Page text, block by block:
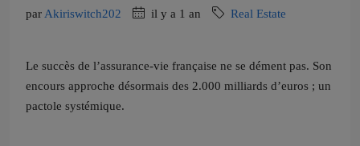
par Akiriswitch202 il y a 1 an Real Estate
Le succès de l’assurance-vie française ne se dément pas. Son
encours approche désormais des 2.000 milliards d’euros ; un
pactole systémique.